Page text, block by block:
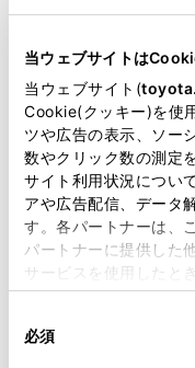
当ウェブサイトは
当ウェブサイト(
Cookie(クッキー)を使
ツや広告の表示、ソー
数やクリック数の測定
サイト利用状況につい
アや広告配信、データ
す。各パートナーは、
パートナーに提供した
サービスを使用したと
使用することがありま
必須
用意いただ
が可能です
リコー
チャット